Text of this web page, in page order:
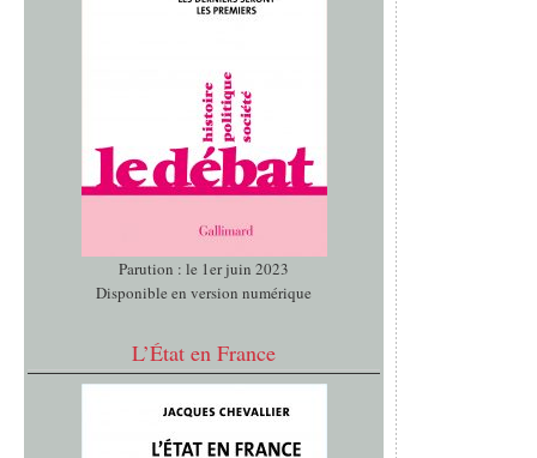
Parution : le 1er juin 2023
Disponible en version numérique
L’État en France